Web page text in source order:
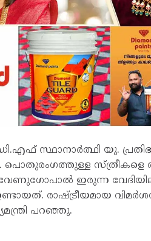
സ്ഥാനാർത്ഥി യു.
പൊതുരംഗത്തുള്ള സ്ത്രീകളെ
ഇരുന്ന
രാഷ്ട്രീയമായ
പറഞ്ഞു.